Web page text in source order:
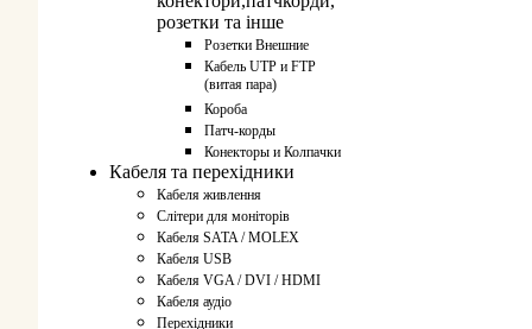
розетки та інше
Розетки Внешние
Кабель UTP и FTP
(витая пара)
Короба
Патч-корды
Конекторы и Колпачки
Кабеля та перехідники
Кабеля живлення
Слітери для моніторів
Кабеля SATA / MOLEX
Кабеля USB
Кабеля VGA / DVI / HDMI
Кабеля аудіо
Перехідники